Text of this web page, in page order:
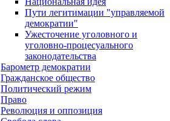
Пути легитимации "управляемой
демократии"
Ужесточение уголовного и
уголовно-процесуального
законодательства
Барометр демократии
Гражданское общество
Политический режим
Право
Революция и оппозиция